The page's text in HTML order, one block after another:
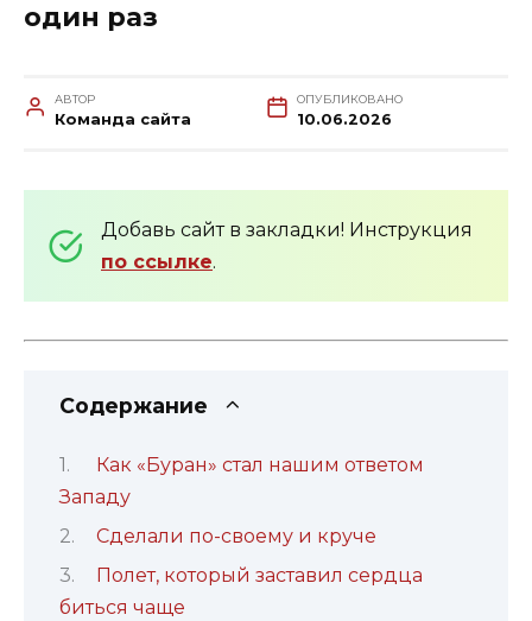
один раз
АВТОР
Команда сайта
ОПУБЛИКОВАНО
10.06.2026
Добавь сайт в закладки! Инструкция
по ссылке.
Содержание
Как «Буран» стал нашим ответом
Западу
Сделали по-своему и круче
Полет, который заставил сердца
биться чаще